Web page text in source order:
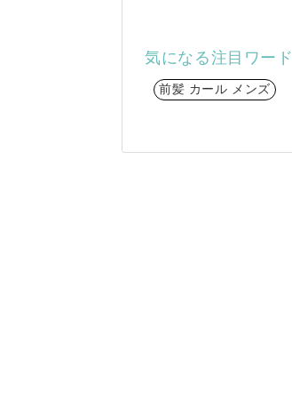
気になる注目ワード
前髪 カール メンズ